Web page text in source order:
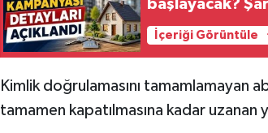
başlayacak?
İçeriği Görüntüle
Kimlik doğrulamasını tamamlamayan
tamamen kapatılmasına kadar uzanan